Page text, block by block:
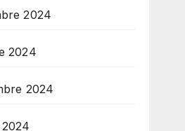
2024
2024
2024